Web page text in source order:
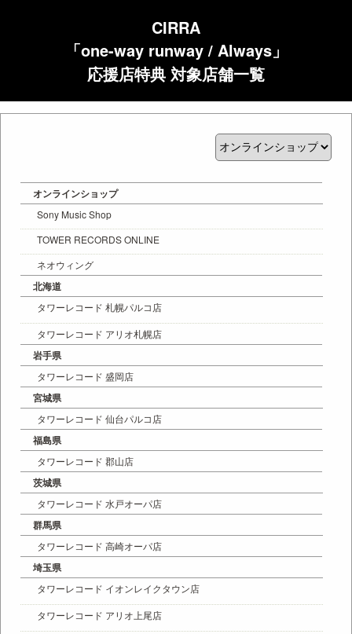
CIRRA
「one-way runway / Always」
応援店特典 対象店舗一覧
オンラインショップ
Sony Music Shop
TOWER RECORDS ONLINE
ネオウィング
北海道
タワーレコード 札幌パルコ店
タワーレコード アリオ札幌店
岩手県
タワーレコード 盛岡店
宮城県
タワーレコード 仙台パルコ店
福島県
タワーレコード 郡山店
茨城県
タワーレコード 水戸オーパ店
群馬県
タワーレコード 高崎オーパ店
埼玉県
タワーレコード イオンレイクタウン店
タワーレコード アリオ上尾店